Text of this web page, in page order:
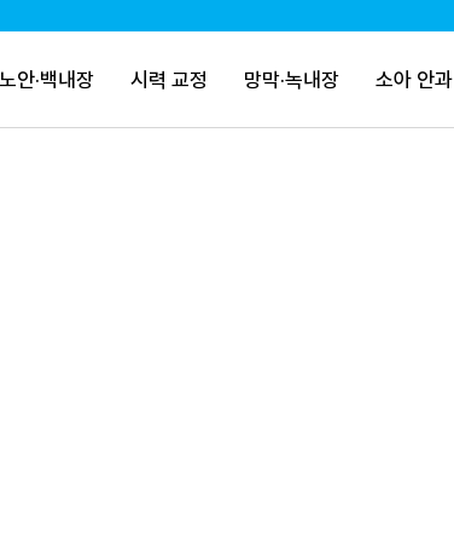
노안·백내장 시력 교정 망막·녹내장 소아 안과
언론보도